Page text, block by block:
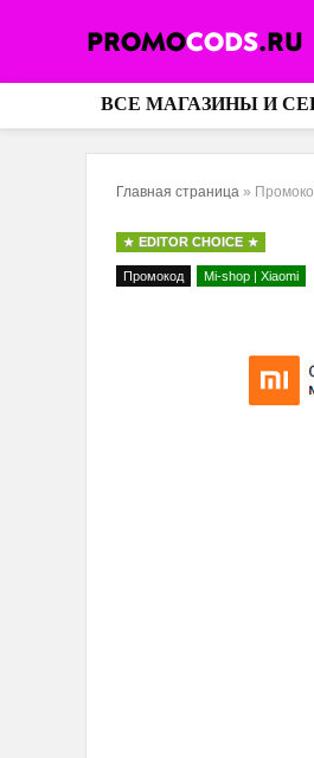
ВСЕ МАГАЗИНЫ И
Главная страница »
EDITOR CHOICE
Промокод Mi-shop | Xiaomi